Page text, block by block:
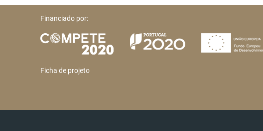
Financiado por:
Ficha de projeto